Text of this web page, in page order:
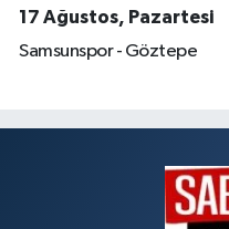
17 Ağustos, Pazartesi
Samsunspor - Göztepe